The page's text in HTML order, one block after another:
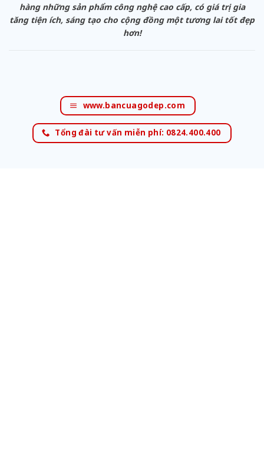
hàng những sản phẩm công nghệ cao cấp, có giá trị gia
tăng tiện ích, sáng tạo cho cộng đồng một tương lai tốt đẹp
hơn!
www.bancuagodep.com
Tổng đài tư vấn miễn phí: 0824.400.400